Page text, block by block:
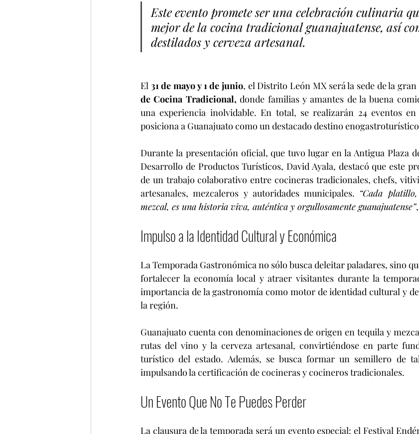
Este evento promete ser una celebración culinaria
mejor de la cocina tradicional guanajuatense, así
destilados y cerveza artesanal.
El 31 de mayo y 1 de junio, el Distrito León MX será la sede de la
de Cocina Tradicional, donde familias y amantes de la buena
una experiencia inolvidable. En total, se realizarán 24 eventos
posiciona a Guanajuato como un destacado destino
Durante la presentación oficial, que tuvo lugar en la Antigua Plaza
Desarrollo de Productos Turísticos, David Ayala, destacó que este
de un trabajo colaborativo entre cocineras tradicionales, chefs,
artesanales, mezcaleros y autoridades municipales. “Cada
mezcal, es una historia viva, auténtica y orgullosamente guanajuatense”
Impulso a la Identidad Cultural y Económica
La Temporada Gastronómica no sólo busca deleitar paladares, sino
fortalecer la economía local y atraer visitantes durante la
importancia de la gastronomía como motor de identidad cultural y
la región.
Guanajuato cuenta con denominaciones de origen en tequila y
rutas del vino y la cerveza artesanal, convirtiéndose en parte
turístico del estado. Además, se busca formar un semillero de
impulsando la certificación de cocineras y cocineros tradicionales.
Un Evento Que No Te Puedes Perder
La clausura de la temporada será un evento especial: el Festival